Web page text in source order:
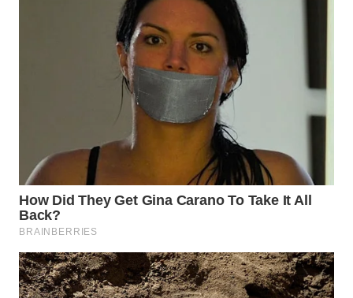
PAKPAK
WN
KARAWANG
WN
BEKASI